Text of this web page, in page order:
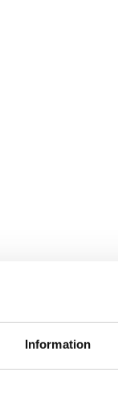
Information